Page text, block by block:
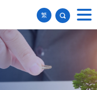
繁